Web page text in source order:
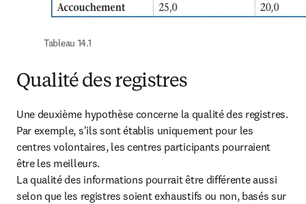
Tableau 14.1
Qualité des registres
Une deuxième hypothèse concerne la qualité des registres.
Par exemple, s'ils sont établis uniquement pour les
centres volontaires, les centres participants pourraient
être les meilleurs.
La qualité des informations pourrait être différente aussi
selon que les registres soient exhaustifs ou non, basés sur